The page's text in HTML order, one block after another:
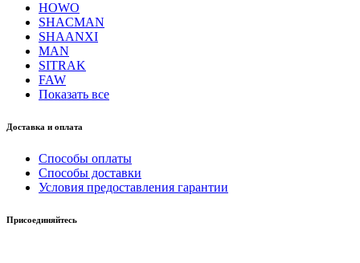
HOWO
SHACMAN
SHAANXI
MAN
SITRAK
FAW
Показать все
Доставка и оплата
Способы оплаты
Способы доставки
Условия предоставления гарантии
Присоединяйтесь